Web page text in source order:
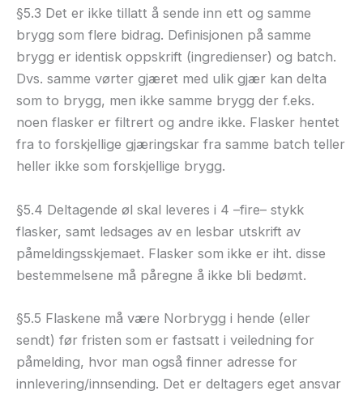
§5.3 Det er ikke tillatt å sende inn ett og samme
brygg som flere bidrag. Definisjonen på samme
brygg er identisk oppskrift (ingredienser) og batch.
Dvs. samme vørter gjæret med ulik gjær kan delta
som to brygg, men ikke samme brygg der f.eks.
noen flasker er filtrert og andre ikke. Flasker hentet
fra to forskjellige gjæringskar fra samme batch teller
heller ikke som forskjellige brygg.
§5.4 Deltagende øl skal leveres i 4 –fire– stykk
flasker, samt ledsages av en lesbar utskrift av
påmeldingsskjemaet. Flasker som ikke er iht. disse
bestemmelsene må påregne å ikke bli bedømt.
§5.5 Flaskene må være Norbrygg i hende (eller
sendt) før fristen som er fastsatt i veiledning for
påmelding, hvor man også finner adresse for
innlevering/innsending. Det er deltagers eget ansvar